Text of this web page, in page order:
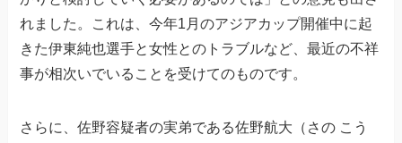
れました。これは、今年1月のアジアカップ開催中に起
きた伊東純也選手と女性とのトラブルなど、最近の不祥
事が相次いでいることを受けてのものです。
さらに、佐野容疑者の実弟である佐野航大（さの こう